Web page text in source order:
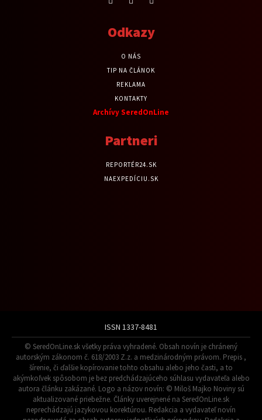
Odkazy
O NÁS
TIP NA ČLÁNOK
REKLAMA
KONTAKTY
Archívy SeredOnLine
Partneri
REPORTÉR24.SK
NAEXPEDÍCIU.SK
ISSN 1337-8481
© SeredOnLine.sk všetky práva vyhradené. Obsah novín je chránený
autorským zákonom č. 618/2003 Z.z. a medzinárodným právom. Prepis ,
šírenie, či ďalšie kopírovanie tohto obsahu alebo jeho časti, a to
akýmkoľvek spôsobom je bez predchádzajúceho súhlasu vydavateľa alebo
autora článku zakázané. Logo a názov novín: © Miloš Majko Noviny sú
aktualizované priebežne. Články uverejnené na SeredOnLine.sk
neprechádzajú jazykovou korektúrou. Redakcia a vydavateľ novín